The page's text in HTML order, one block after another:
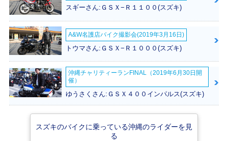
2015年 BURGMA
N 200・カラーチェ
ンジ
2014年 BURGMA
N 200・新登場
スギーさん:ＧＳＸ−Ｒ１１００(スズキ)
A&W名護店バイク撮影会(2019年3月16日)
トウマさん:ＧＳＸ−Ｒ１０００(スズキ)
沖縄チャリティーランFINAL（2019年6月30日開
催）
ゆうさくさん:ＧＳＸ４００インパルス(スズキ)
スズキのバイクに乗っている沖縄のライダーを見
る